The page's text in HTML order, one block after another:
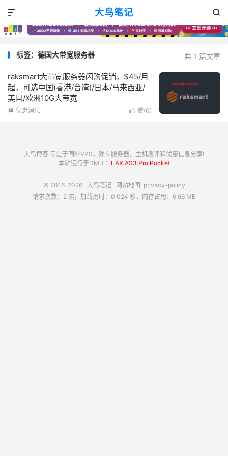
大鸟笔记 

共 1 篇文章
标签：德国大带宽服务器
raksmart大带宽服务器闪购促销，$45/月
起，可选中国(香港/台湾)/日本/马来西亚/
美国/欧洲10G大带宽
 赞(0)
 优惠消息
大鸟博客:专注于国外VPS，独立服务器，主机测评和优惠信息分享!
本站运行于DMIT： LAX.AS3.Pro.Pocket
© 2016-2026 大鸟笔记 网站地图 privacy-policy
请求次数：2 次，加载用时：0.024 秒，内存占用：6.66 MB